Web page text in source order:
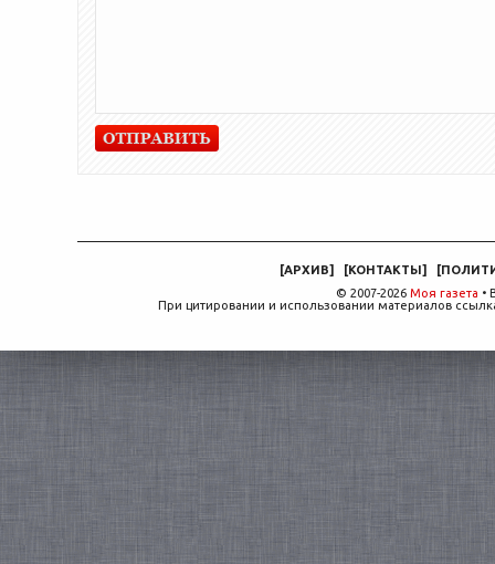
[АРХИВ] [КОНТАКТЫ] [
© 2007-2026 Моя газета •
При цитировании и использовании материалов